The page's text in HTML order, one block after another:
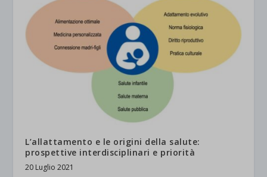
L’allattamento e le origini della salute:
prospettive interdisciplinari e priorità
20 Luglio 2021